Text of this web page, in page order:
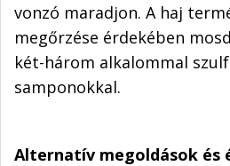
vonzó maradjon. A haj
megőrzése érdekében
két-három alkalommal
samponokkal.
Alternatív megoldások és